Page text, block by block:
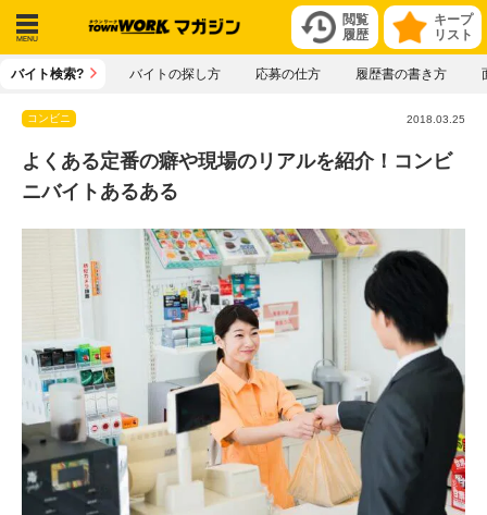
キープ
リスト
閲覧
履歴
メニ
バイト検索? バイトの探し方 応募の仕方 履歴書の書き方
コンビニ 2018.03.25
よくある定番の癖や現場のリアルを紹介！コンビ
ニバイトあるある